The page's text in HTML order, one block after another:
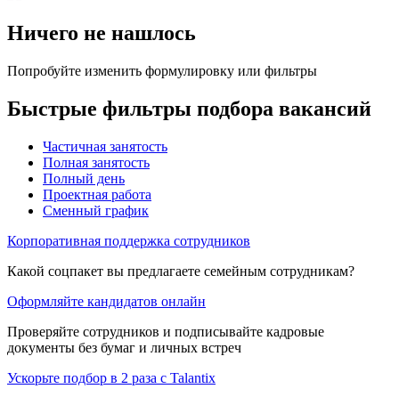
Ничего не нашлось
Попробуйте изменить формулировку или фильтры
Быстрые фильтры подбора вакансий
Частичная занятость
Полная занятость
Полный день
Проектная работа
Сменный график
Корпоративная поддержка сотрудников
Какой соцпакет вы предлагаете семейным сотрудникам?
Оформляйте кандидатов онлайн
Проверяйте сотрудников и подписывайте кадровые
документы без бумаг и личных встреч
Ускорьте подбор в 2 раза с Talantix